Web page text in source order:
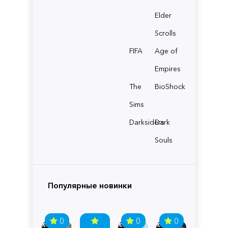
Elder
Scrolls
FIFA
Age of
Empires
The
Sims
BioShock
Darksiders
Dark
Souls
Популярные новинки
0 0 0